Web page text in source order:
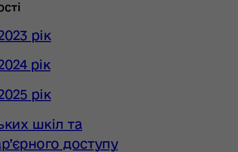
рік
рік
рік
шкіл та
доступу